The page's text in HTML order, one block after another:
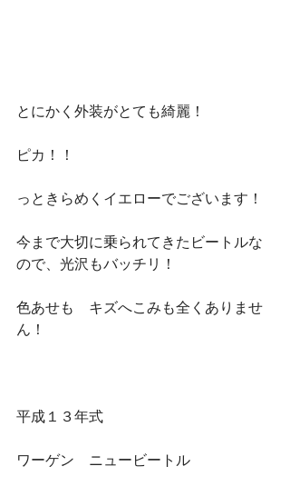
とにかく外装がとても綺麗！
ピカ！！
っときらめくイエローでございます！
今まで大切に乗られてきたビートルな
ので、光沢もバッチリ！
色あせも　キズへこみも全くありませ
ん！
平成１３年式
ワーゲン　ニュービートル